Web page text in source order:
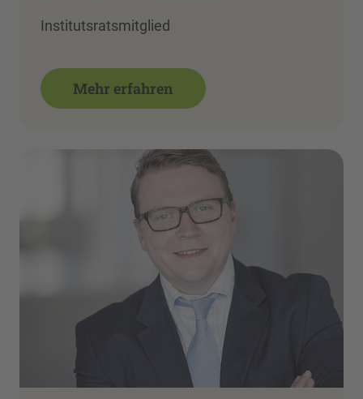
Institutsratsmitglied
Mehr erfahren